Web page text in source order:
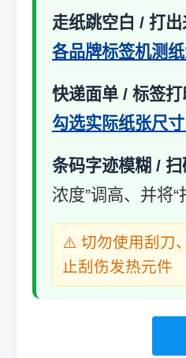
走纸跳空白 / 打出
各品牌标签机测
快递面单 / 标签打
勾选实际纸张尺
条码字迹模糊 / 扫
浓度”调高、并将
⚠️ 切勿使用刮刀
止刮伤发热元件